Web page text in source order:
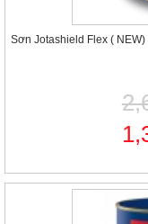
Sơn Jotashield Flex (